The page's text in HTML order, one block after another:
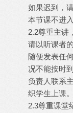
如果迟到，
本节课不进入
2.2尊重主讲
请以听课者
随便发表任
况不能按时
负责人联系
织学生上课。
2.3尊重课堂